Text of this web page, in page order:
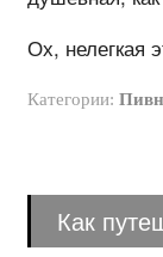
Ох, нелегкая
Категории:
Как